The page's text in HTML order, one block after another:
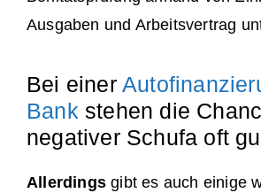
Ausgaben und Arbeitsvertrag
Bei einer
Bank stehen die
negativer Schufa oft
Allerdingsgibt es auch einige